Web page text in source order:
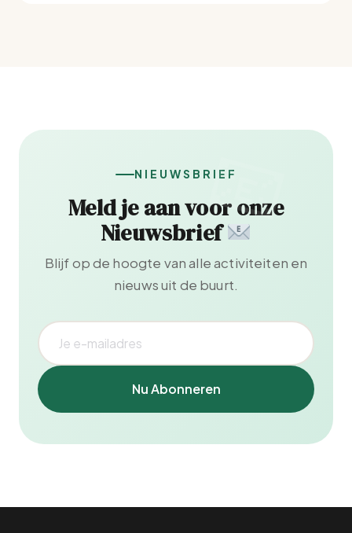
NIEUWSBRIEF
Meld je aan voor onze
Nieuwsbrief
Blijf op de hoogte van alle activiteiten en
nieuws uit de buurt.
Nu Abonneren